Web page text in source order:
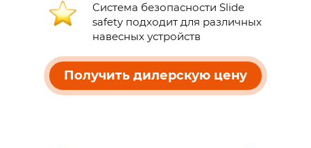
Система безопасности Slide
safety подходит для различных
навесных устройств
Получить дилерскую цену